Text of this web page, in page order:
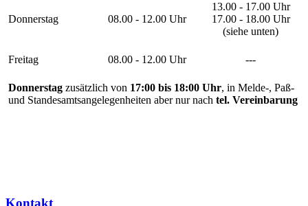
Donnerstag 08.00 - 12.00 Uhr
13.00 - 17.00 Uhr
17.00 - 18.00 Uhr
(siehe unten)
Freitag 08.00 - 12.00 Uhr ---
Donnerstag zusätzlich von 17:00 bis 18:00 Uhr, in Melde-, Paß-
und Standesamtsangelegenheiten aber nur nach tel. Vereinbarung
Kontakt